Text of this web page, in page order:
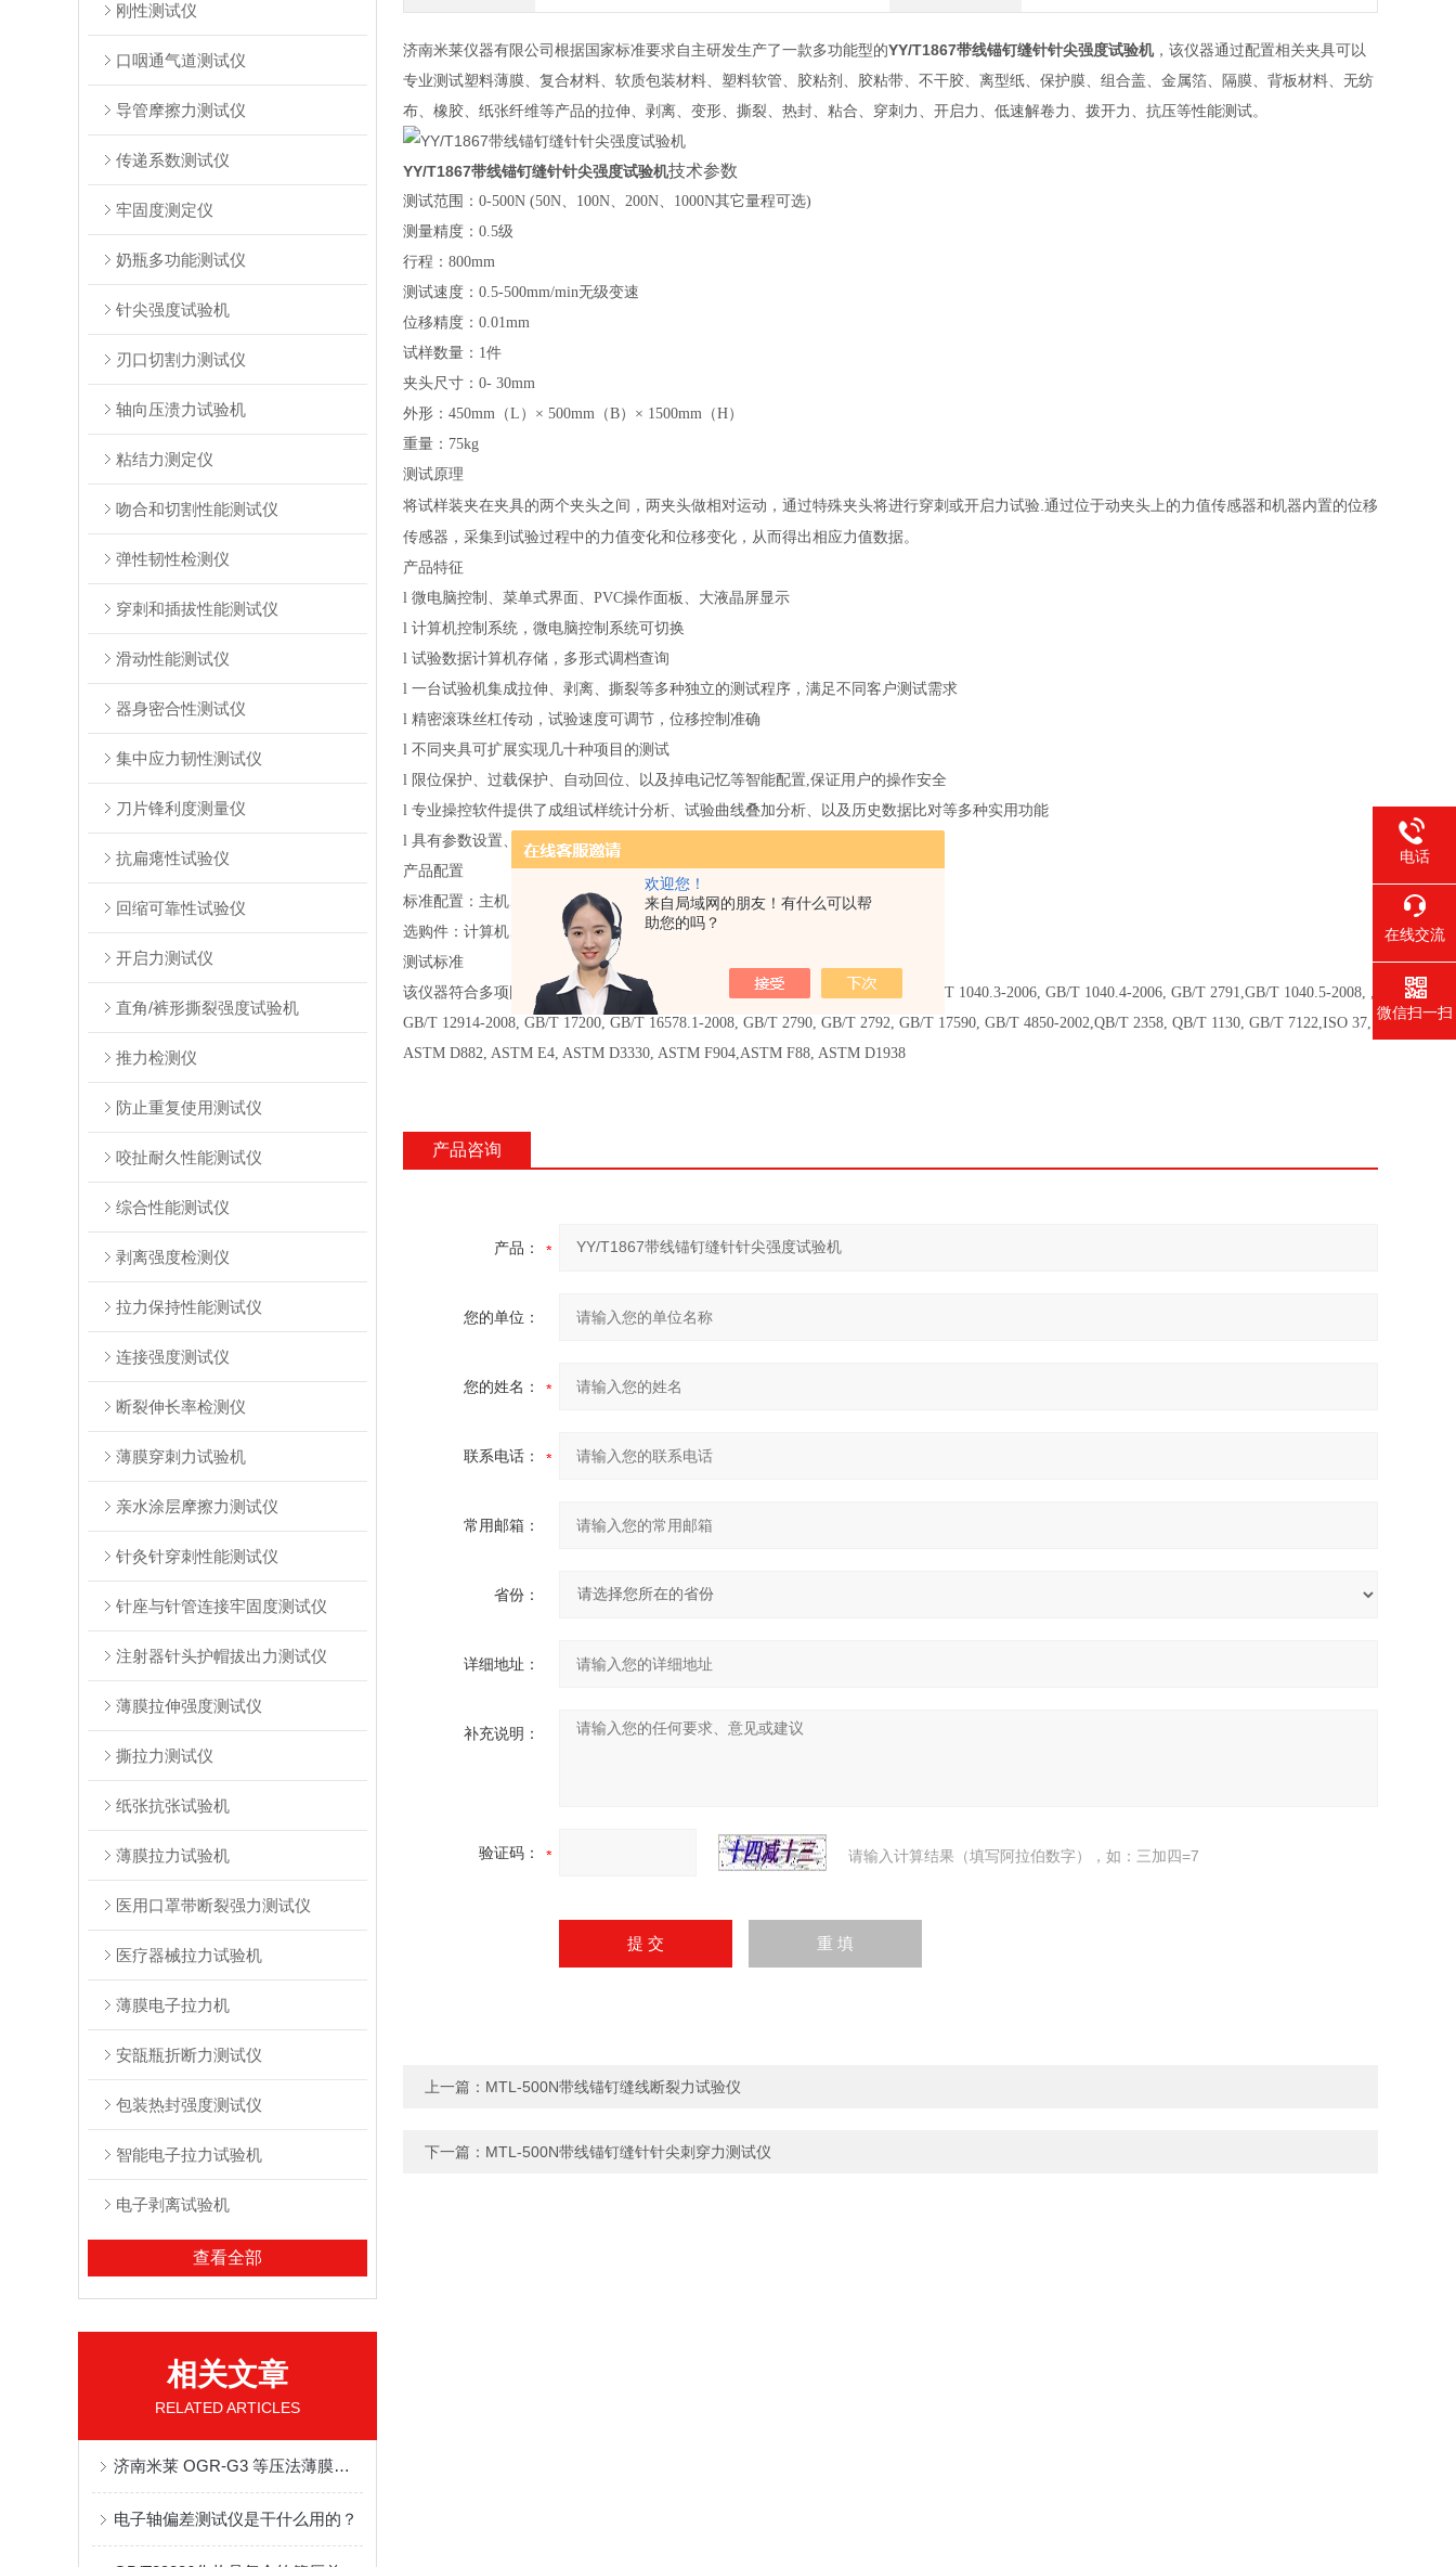
欢迎您！
来自局域网的朋友！有什么可以帮
助您的吗？
刚性测试仪
口咽通气道测试仪
导管摩擦力测试仪
传递系数测试仪
牢固度测定仪
奶瓶多功能测试仪
针尖强度试验机
刃口切割力测试仪
轴向压溃力试验机
粘结力测定仪
吻合和切割性能测试仪
弹性韧性检测仪
穿刺和插拔性能测试仪
滑动性能测试仪
器身密合性测试仪
集中应力韧性测试仪
刀片锋利度测量仪
抗扁瘪性试验仪
回缩可靠性试验仪
开启力测试仪
直角/裤形撕裂强度试验机
推力检测仪
防止重复使用测试仪
咬扯耐久性能测试仪
综合性能测试仪
剥离强度检测仪
拉力保持性能测试仪
连接强度测试仪
断裂伸长率检测仪
薄膜穿刺力试验机
亲水涂层摩擦力测试仪
针灸针穿刺性能测试仪
针座与针管连接牢固度测试仪
注射器针头护帽拔出力测试仪
薄膜拉伸强度测试仪
撕拉力测试仪
纸张抗张试验机
薄膜拉力试验机
医用口罩带断裂强力测试仪
医疗器械拉力试验机
薄膜电子拉力机
安瓿瓶折断力测试仪
包装热封强度测试仪
智能电子拉力试验机
电子剥离试验机
查看全部
相关文章
RELATED ARTICLES
济南米莱 OGR-G3 等压法薄膜透氧率测试仪技术介绍
电子轴偏差测试仪是干什么用的？
济南米莱仪器有限公司根据国家标准要求自主研发生产了一款多功能型的YY/T1867带线锚钉缝针针尖强度试验机，该仪器通过配置相关夹具可以
专业测试塑料薄膜、复合材料、软质包装材料、塑料软管、胶粘剂、胶粘带、不干胶、离型纸、保护膜、组合盖、金属箔、隔膜、背板材料、无纺
布、橡胶、纸张纤维等产品的拉伸、剥离、变形、撕裂、热封、粘合、穿刺力、开启力、低速解卷力、拨开力、抗压等性能测试。
YY/T1867带线锚钉缝针针尖强度试验机技术参数
测试范围：0-500N (50N、 100N、 200N、1000N其它量程可选)
测量精度： 0.5级
行程： 800mm
测试速度： 0.5-500mm/min无级变速
位移精度：0.01mm
试样数量：1件
夹头尺寸：0- 30mm
外形：450mm（L）× 500mm（B）× 1500mm（H）
重量：75kg
测试原理
将试样装夹在夹具的两个夹头之间，两夹头做相对运动， 通过特殊夹头将进行穿刺或开启力试验. 通过位于动夹头上的力值传感器和机器内置的位移
传感器，采集到试验过程中的力值变化和位移变化， 从而得出相应力值数据。
产品特征
l 微电脑控制、菜单式界面、PVC操作面板、大液晶屏显示
l 计算机控制系统，微电脑控制系统可切换
l 试验数据计算机存储，多形式调档查询
l 一台试验机集成拉伸、剥离、撕裂等多种独立的测试程序， 满足不同客户测试需求
l 精密滚珠丝杠传动，试验速度可调节，位移控制准确
l 不同夹具可扩展实现几十种项目的测试
l 限位保护、过载保护、自动回位、以及掉电记忆等智能配置,保证用户的操作安全
l 专业操控软件提供了成组试样统计分析、试验曲线叠加分析、以及历史数据比对等多种实用功能
l 具有参数设置、打印、查看、清除、标定等多项功能
产品配置
标准配置：主机、标准夹具一套、专业软件、通信电缆
选购件：计算机、微型打印机（选配）、非标夹具（选配）
测试标准
该仪器符合多项国家和标准： GB 8808, GB/T 1040.1-2006, GB/T 1040.2-2006, GB/T 1040.3-2006, GB/T 1040.4-2006, GB/T 2791,GB/T 1040.5-2008, ,
GB/T 12914-2008, GB/T 17200, GB/T 16578.1-2008, GB/T 2790, GB/T 2792, GB/T 17590, GB/T 4850-2002,QB/T 2358, QB/T 1130, GB/T 7122,ISO 37,
ASTM D882, ASTM E4, ASTM D3330, ASTM F904,ASTM F88, ASTM D1938
产品咨询
产品：
您的单位：
您的姓名：
联系电话：
常用邮箱：
省份：
详细地址：
补充说明：
验证码： 请输入计算结果（填写阿拉伯数字），如：三加四=7
上一篇： MTL-500N带线锚钉缝线断裂力试验仪
下一篇： MTL-500N带线锚钉缝针针尖刺穿力测试仪
电话
在线交流
微信扫一扫